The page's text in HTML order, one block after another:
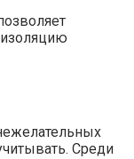
Среди